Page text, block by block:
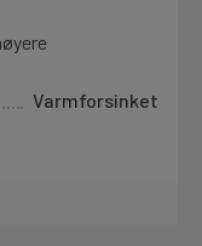
Varmforsinket